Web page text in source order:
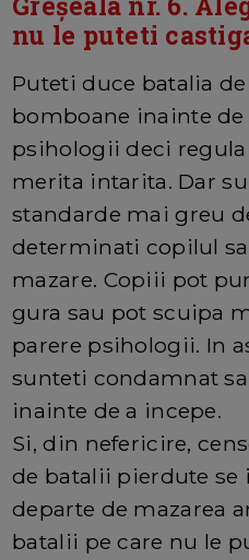
nu le puteti
Puteti duce batalia
bomboane inainte de
psihologii deci
merita intarita. Dar
standarde mai greu
determinati copilul
mazare. Copiii pot
gura sau pot scuipa
parere psihologii. In
sunteti condamnat
inainte de a incepe.
Si, din nefericire,
de batalii pierdute
departe de mazarea
batalii pe care nu le